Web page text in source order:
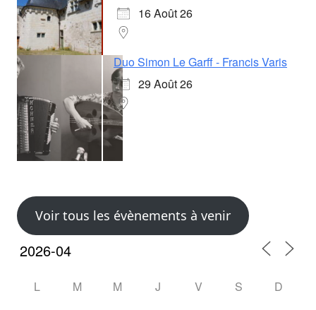
16 Août 26
Duo Simon Le Garff - Francis Varis
29 Août 26
Voir tous les évènements à venir
L M M J V S D